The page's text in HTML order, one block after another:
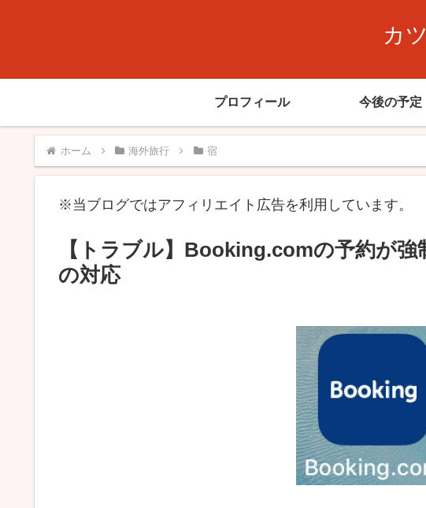
カ
プロフィール 今後の予定
ホーム 海外旅行 宿
※当ブログではアフィリエイト広告を利用しています。
【トラブル】Booking.comの予約が
の対応